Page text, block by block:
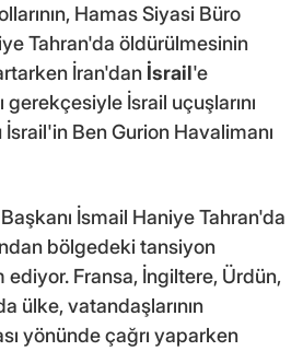
Hamas Siyasi Büro
Tahran'da öldürülmesinin
İran'dan İsrail'e
gerekçesiyle İsrail uçuşlarını
Ben Gurion Havalimanı
İsmail Haniye Tahran'da
bölgedeki tansiyon
Fransa, İngiltere, Ürdün,
ülke, vatandaşlarının
yönünde çağrı yaparken